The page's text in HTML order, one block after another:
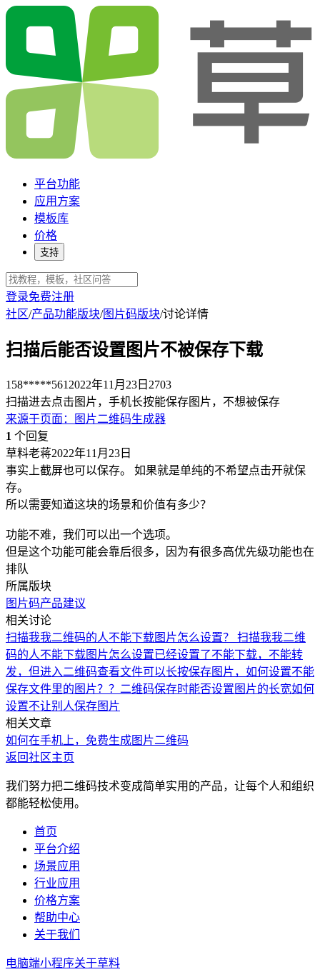
平台功能
应用方案
模板库
价格
支持
登录免费注册
社区/产品功能版块/图片码版块/讨论详情
扫描后能否设置图片不被保存下载
158*****561 2022年11月23日 2703
扫描进去点击图片，手机长按能保存图片，不想被保存
来源于页面 ：
图片二维码生成器
1 个回复
草料老蒋2022年11月23日
事实上截屏也可以保存。 如果就是单纯的不希望点击开就保
存。
所以需要知道这块的场景和价值有多少？
功能不难，我们可以出一个选项。
但是这个功能可能会靠后很多，因为有很多高优先级功能也在
排队
所属版块
图片码产品建议
相关讨论
扫描我我二维码的人不能下载图片怎么设置？ 扫描我我二维
码的人不能下载图片怎么设置已经设置了不能下载，不能转
发，但进入二维码查看文件可以长按保存图片，如何设置不能
保存文件里的图片？？ 二维码保存时能否设置图片的长宽如何
设置不让别人保存图片
相关文章
如何在手机上，免费生成图片二维码
返回社区主页
我们努力把二维码技术变成简单实用的产品，让每个人和组织
都能轻松使用。
首页
平台介绍
场景应用
行业应用
价格方案
帮助中心
关于我们
电脑端小程序关于草料